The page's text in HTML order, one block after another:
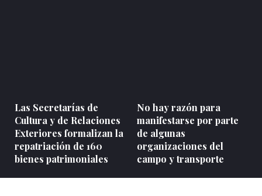
Las Secretarías de
Cultura y de Relaciones
Exteriores formalizan la
repatriación de 160
bienes patrimoniales
No hay razón para
manifestarse por parte
de algunas
organizaciones del
campo y transporte